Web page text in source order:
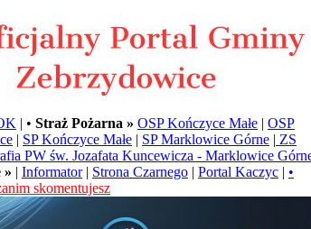
| • Straż Pożarna » OSP Kończyce Małe | OSP
| SP Kończyce Małe | SP Marklowice Górne | ZS
PW św. Jozafata Kuncewicza - Marklowice
» | Informator| Strona Czarnego | Portal Kaczyc | •
skomentujesz